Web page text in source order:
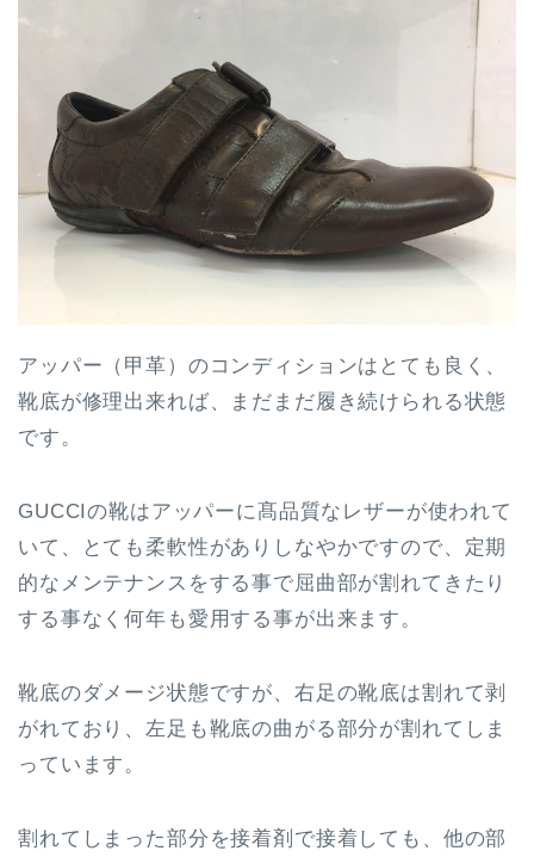
アッパー（甲革）のコンディションはとても良く、
靴底が修理出来れば、まだまだ履き続けられる状態
です。
GUCCIの靴はアッパーに髙品質なレザーが使われて
いて、とても柔軟性がありしなやかですので、定期
的なメンテナンスをする事で屈曲部が割れてきたり
する事なく何年も愛用する事が出来ます。
靴底のダメージ状態ですが、右足の靴底は割れて剥
がれており、左足も靴底の曲がる部分が割れてしま
っています。
割れてしまった部分を接着剤で接着しても、他の部